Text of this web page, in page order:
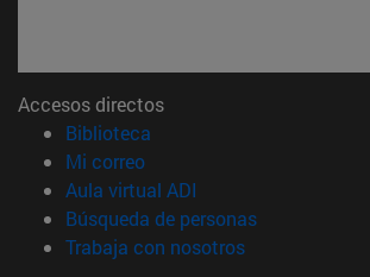
Accesos directos
Biblioteca
Mi correo(abre en nueva ventana)
Aula virtual ADI
Búsqueda de personas(abre en
Trabaja con nosotros(abre en